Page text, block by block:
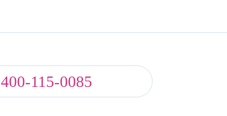
400-115-0085